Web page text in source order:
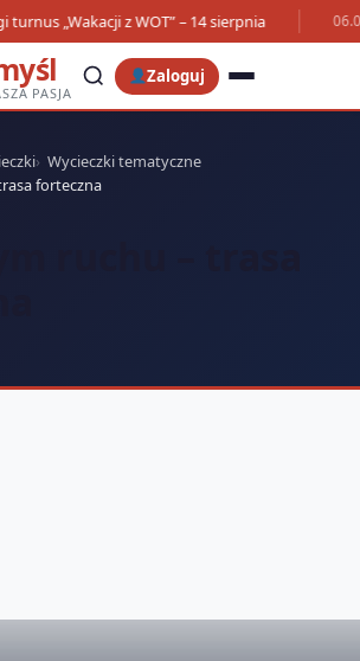
turnus „Wakacji z WOT” – 14 sierpnia
PASJA
Zaloguj
Wycieczki tematyczne
forteczna